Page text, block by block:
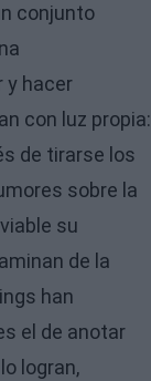
conjunto
y hacer
con luz propia:
de tirarse los
sobre la
su
de la
han
el de anotar
logran,